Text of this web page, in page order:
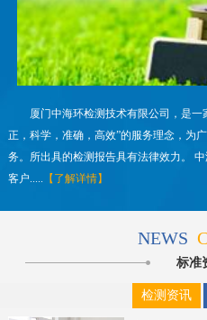
厦门中海环检测技术有限公司，是
正，科学，准确，高效”的服务理念，为
务。所出具的检测报告具有法律效力。
客户..... 【了解详情】
NEWS
标准
检测资讯